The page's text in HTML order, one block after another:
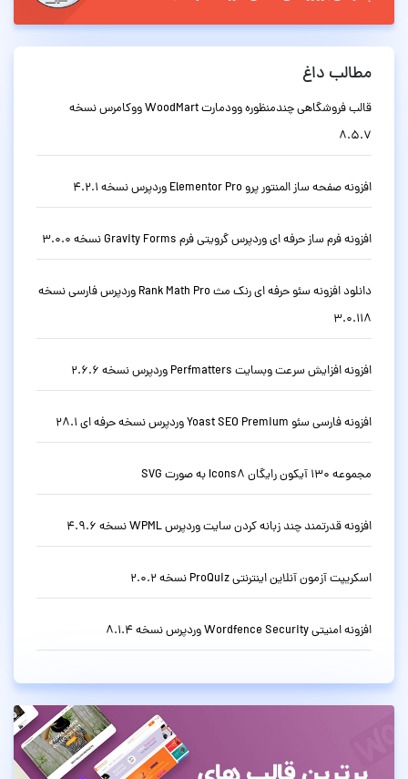
مطالب داغ
قالب فروشگاهی چندمنظوره وودمارت WoodMart ووکامرس نسخه
8.5.7
افزونه صفحه ساز المنتور پرو Elementor Pro وردپرس نسخه 4.2.1
افزونه فرم ساز حرفه ای وردپرس گرویتی فرم Gravity Forms نسخه 3.0.0
دانلود افزونه سئو حرفه ای رنک مث Rank Math Pro وردپرس فارسی نسخه
3.0.118
افزونه افزایش سرعت وبسایت Perfmatters وردپرس نسخه 2.6.6
افزونه فارسی سئو Yoast SEO Premium وردپرس نسخه حرفه ای 28.1
مجموعه 130 آیکون رایگان Icons8 به صورت SVG
افزونه قدرتمند چند زبانه کردن سایت وردپرس WPML نسخه 4.9.6
اسکریپت آزمون آنلاین اینترنتی ProQuiz نسخه 2.0.2
افزونه امنیتی Wordfence Security وردپرس نسخه 8.1.4